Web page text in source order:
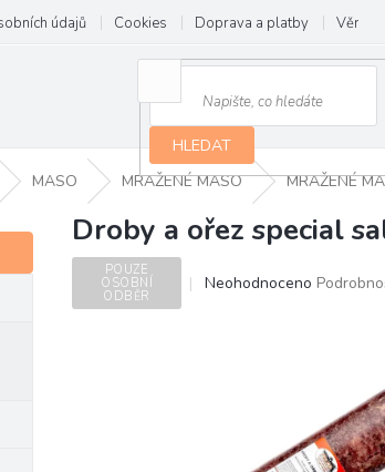
údajů Cookies Doprava a platby
HLEDAT
MASO MRAŽENÉ MASO MRAŽENÉ
Droby a ořez special
POUZE
OSOBNÍ
ODBĚR
Průměrné
Neohodnoceno